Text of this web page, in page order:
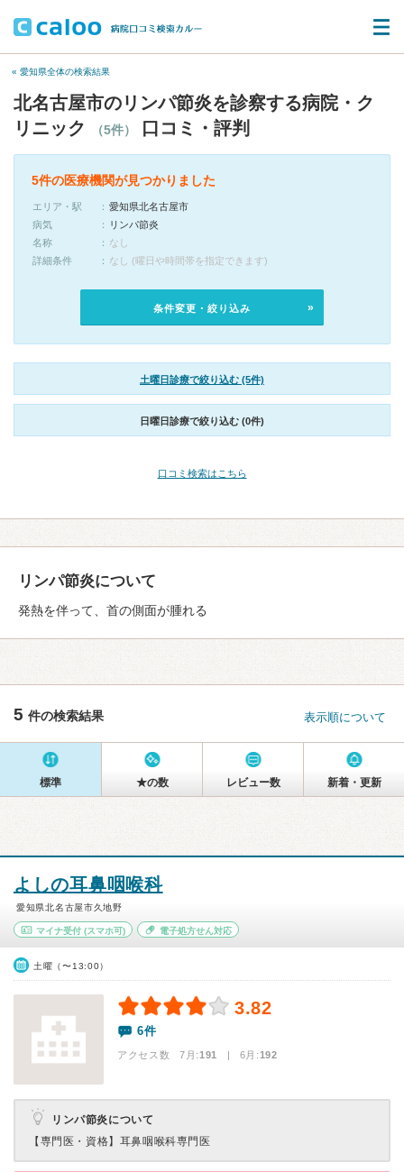
« 愛知県全体の検索結果
北名古屋市のリンパ節炎を診察する病院・ク
リニック
（5件） 口コミ・評判
5件の医療機関が見つかりました
エリア・駅
愛知県北名古屋市
病気
リンパ節炎
名称
なし
詳細条件
なし (曜日や時間帯を指定できます)
条件変更・絞り込み
土曜日診療で絞り込む (5件)
日曜日診療で絞り込む (0件)
口コミ検索はこちら
リンパ節炎について
発熱を伴って、首の側面が腫れる
5 件の検索結果 表示順について
標準 ★の数 レビュー数 新着・更新
よしの耳鼻咽喉科
愛知県北名古屋市久地野
マイナ受付 (スマホ可) 電子処方せん対応
土曜（〜13:00）
3.82
6件
アクセス数 7月:191 | 6月:192
リンパ節炎について
【専門医・資格】 耳鼻咽喉科専門医